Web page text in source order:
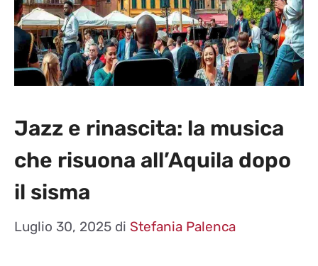
Jazz e rinascita: la musica
che risuona all’Aquila dopo
il sisma
Luglio 30, 2025 di Stefania Palenca